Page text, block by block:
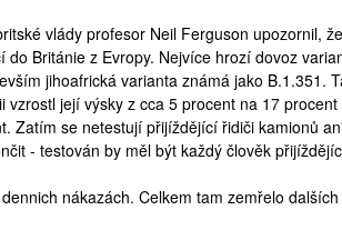
vlády profesor Neil Ferguson upozornil,
Británie z Evropy. Nejvíce hrozí dovoz
jihoafrická varianta známá jako B.1.351.
její výsky z cca 5 procent na 17 procent
Zatím se netestují přijíždějící řidiči kamionů
- testován by měl být každý člověk
nákazách. Celkem tam zemřelo